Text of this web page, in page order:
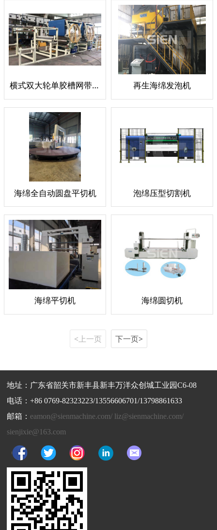
横式双大轮单胶槽网带贴合机 再生海绵发泡机
海绵全自动圆盘平切机 泡绵压型切割机
海绵平切机 海绵圆切机
<上一页 下一页>
地址：广东省韶关市新丰县新丰万洋众创城工业园C6-08
电话：+86 0769-82323223/13556606701/13798861633
邮箱： eamon@sienmachine.com/ liz@sienmachine.com/
sienjixie@163.com